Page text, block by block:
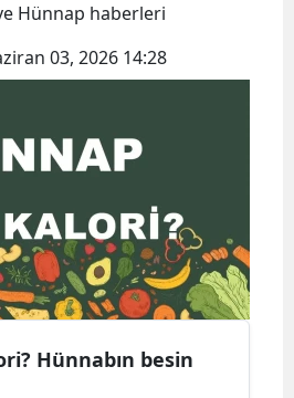
Hünnap haberleri
03, 2026 14:28
Hünnabın besin